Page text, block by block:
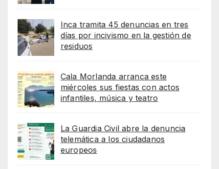
Inca tramita 45 denuncias en tres
días por incivismo en la gestión de
residuos
Cala Morlanda arranca este
miércoles sus fiestas con actos
infantiles, música y teatro
La Guardia Civil abre la denuncia
telemática a los ciudadanos
europeos